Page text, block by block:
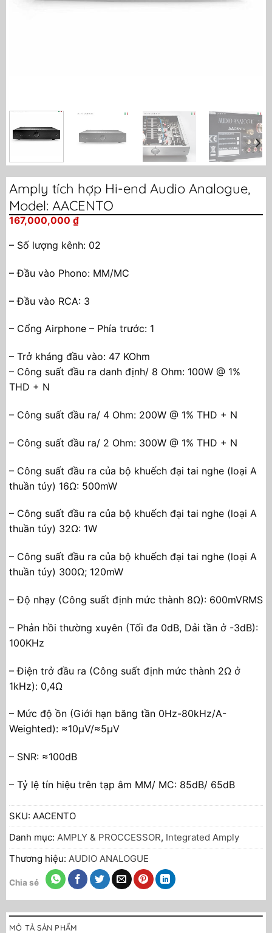
Amply tích hợp Hi-end Audio Analogue,
Model: AACENTO
167,000,000 ₫
– Số lượng kênh: 02
– Đầu vào Phono: MM/MC
– Đầu vào RCA: 3
– Cổng Airphone – Phía trước: 1
– Trở kháng đầu vào: 47 KOhm
– Công suất đầu ra danh định/ 8 Ohm: 100W @ 1%
THD + N
– Công suất đầu ra/ 4 Ohm: 200W @ 1% THD + N
– Công suất đầu ra/ 2 Ohm: 300W @ 1% THD + N
– Công suất đầu ra của bộ khuếch đại tai nghe (loại A
thuần túy) 16Ω: 500mW
– Công suất đầu ra của bộ khuếch đại tai nghe (loại A
thuần túy) 32Ω: 1W
– Công suất đầu ra của bộ khuếch đại tai nghe (loại A
thuần túy) 300Ω; 120mW
– Độ nhạy (Công suất định mức thành 8Ω): 600mVRMS
– Phản hồi thường xuyên (Tối đa 0dB, Dải tần ở -3dB):
100KHz
– Điện trở đầu ra (Công suất định mức thành 2Ω ở
1kHz): 0,4Ω
– Mức độ ồn (Giới hạn băng tần 0Hz-80kHz/A-
Weighted): ≈10µV/≈5µV
– SNR: ≈100dB
– Tỷ lệ tín hiệu trên tạp âm MM/ MC: 85dB/ 65dB
SKU: AACENTO
Danh mục: AMPLY & PROCCESSOR, Integrated Amply
Thương hiệu: AUDIO ANALOGUE
Chia sẻ
MÔ TẢ SẢN PHẨM